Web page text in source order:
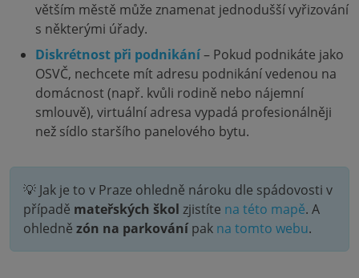
větším městě může znamenat jednodušší vyřizování
s některými úřady.
Diskrétnost při podnikání– Pokud podnikáte jako
OSVČ, nechcete mít adresu podnikání vedenou na
domácnost (např. kvůli rodině nebo nájemní
smlouvě), virtuální adresa vypadá profesionálněji
než sídlo staršího panelového bytu.
💡 Jak je to v Praze ohledně nároku dle spádovosti v
případě mateřských škol zjistíte na této mapě. A
ohledně zón na parkovánípak na tomto webu.